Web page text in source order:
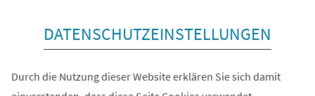
DATENSCHUTZEINSTELLUNGEN
Durch die Nutzung dieser Website erklären Sie sich damit